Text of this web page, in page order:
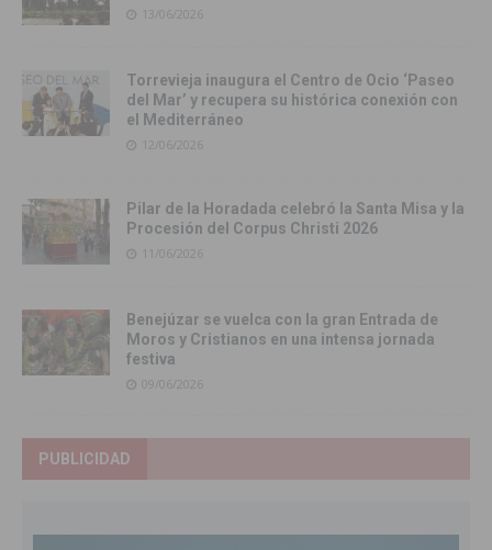
13/06/2026
Torrevieja inaugura el Centro de Ocio ‘Paseo
del Mar’ y recupera su histórica conexión con
el Mediterráneo
12/06/2026
Pilar de la Horadada celebró la Santa Misa y la
Procesión del Corpus Christi 2026
11/06/2026
Benejúzar se vuelca con la gran Entrada de
Moros y Cristianos en una intensa jornada
festiva
09/06/2026
PUBLICIDAD